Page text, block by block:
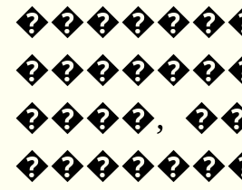
����,